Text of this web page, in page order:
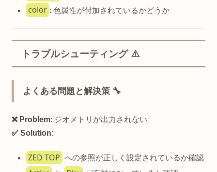
color : 色属性が付加されているかどうか
トラブルシューティング ⚠️
よくある問題と解決策 🔧
❌ Problem: ジオメトリが出力されない
✅ Solution:
ZED TOP への参照が正しく設定されているか確認